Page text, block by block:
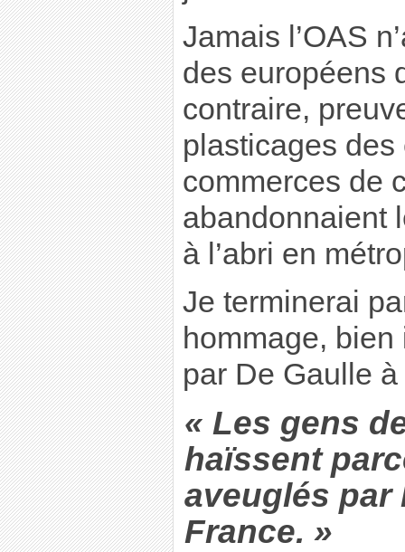
Jamais l’OAS
des européens
contraire,
plasticages
commerces de
abandonnaient
à l’abri en
Je terminerai
hommage,
par De Gaulle à
« Les gens
haïssent
aveuglés par
France. »